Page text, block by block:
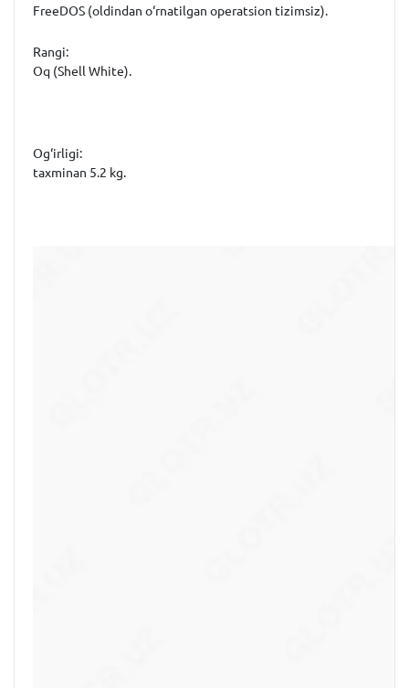
FreeDOS (oldindan o‘rnatilgan operatsion tizimsiz).
Rangi:
Oq (Shell White).
Og‘irligi:
taxminan 5.2 kg.